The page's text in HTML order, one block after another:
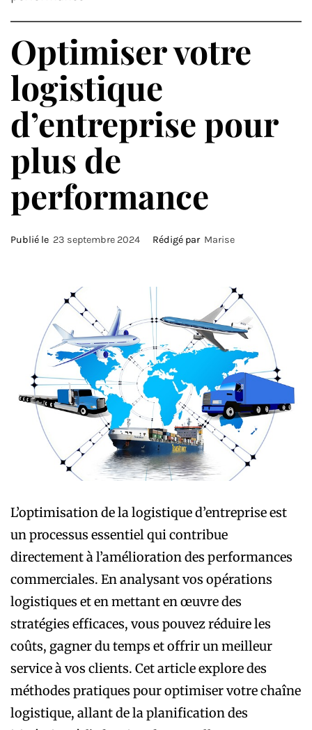
Optimiser votre
logistique
d’entreprise pour
plus de
performance
Publié le 23 septembre 2024 Rédigé par Marise
L’optimisation de la logistique d’entreprise est
un processus essentiel qui contribue
directement à l’amélioration des performances
commerciales. En analysant vos opérations
logistiques et en mettant en œuvre des
stratégies efficaces, vous pouvez réduire les
coûts, gagner du temps et offrir un meilleur
service à vos clients. Cet article explore des
méthodes pratiques pour optimiser votre chaîne
logistique, allant de la planification des